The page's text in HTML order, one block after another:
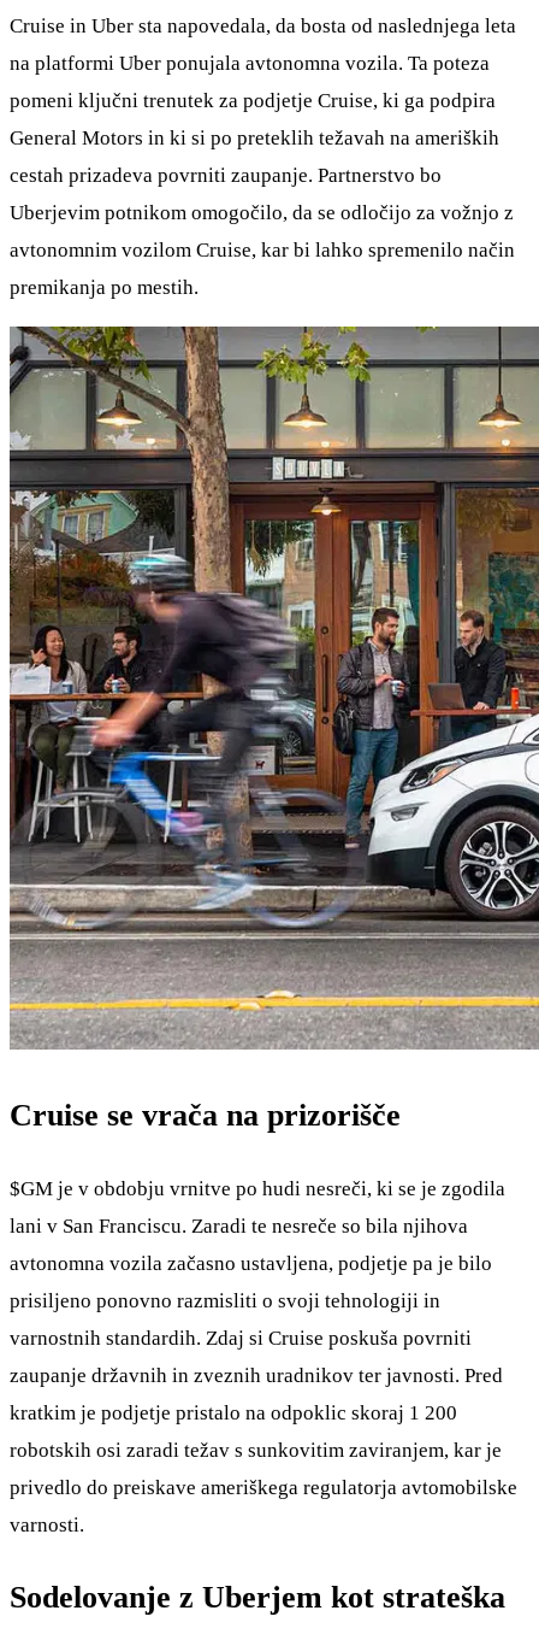
Cruise in Uber sta napovedala, da bosta od naslednjega leta
na platformi Uber ponujala avtonomna vozila. Ta poteza
pomeni ključni trenutek za podjetje Cruise, ki ga podpira
General Motors in ki si po preteklih težavah na ameriških
cestah prizadeva povrniti zaupanje. Partnerstvo bo
Uberjevim potnikom omogočilo, da se odločijo za vožnjo z
avtonomnim vozilom Cruise, kar bi lahko spremenilo način
premikanja po mestih.
Cruise se vrača na prizorišče
$GM je v obdobju vrnitve po hudi nesreči, ki se je zgodila
lani v San Franciscu. Zaradi te nesreče so bila njihova
avtonomna vozila začasno ustavljena, podjetje pa je bilo
prisiljeno ponovno razmisliti o svoji tehnologiji in
varnostnih standardih. Zdaj si Cruise poskuša povrniti
zaupanje državnih in zveznih uradnikov ter javnosti. Pred
kratkim je podjetje pristalo na odpoklic skoraj 1 200
robotskih osi zaradi težav s sunkovitim zaviranjem, kar je
privedlo do preiskave ameriškega regulatorja avtomobilske
varnosti.
Sodelovanje z Uberjem kot strateška